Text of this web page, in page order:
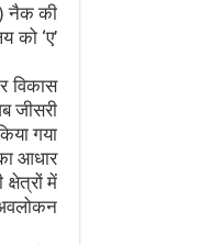
नैक की
को ‘ए’
विकास
जीसरी
गया
आधार
में